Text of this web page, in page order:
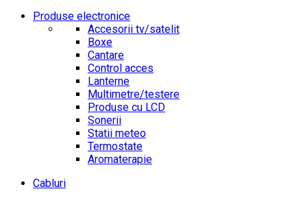
Produse electronice
Accesorii tv/satelit
Boxe
Cantare
Control acces
Lanterne
Multimetre/testere
Produse cu LCD
Sonerii
Statii meteo
Termostate
Aromaterapie
Cabluri